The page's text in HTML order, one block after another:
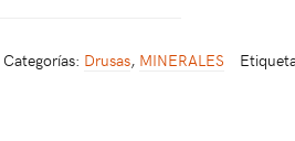
Categorías: Drusas, MINERALES